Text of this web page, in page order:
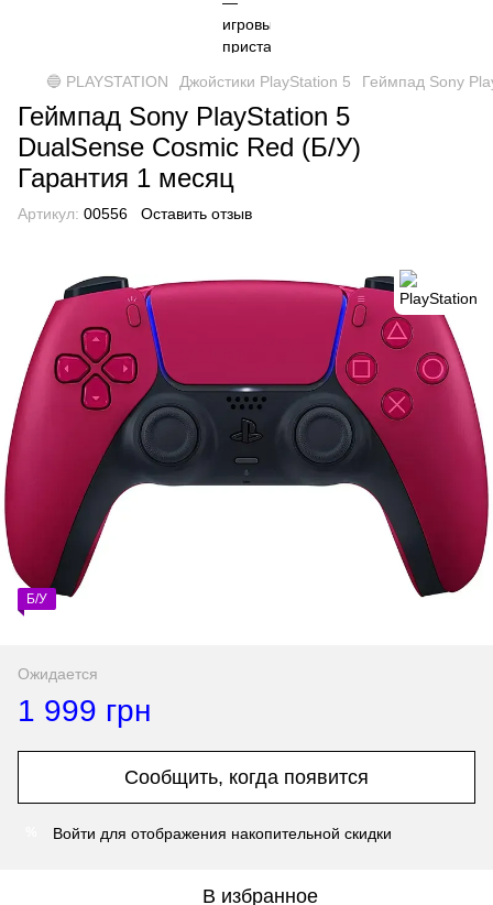
🔵 PLAYSTATION Джойстики PlayStation 5 Геймпад Sony
Геймпад Sony PlayStation 5
DualSense Cosmic Red (Б/У)
Гарантия 1 месяц
Артикул: 00556 Оставить отзыв
Б/У
Ожидается
1 999 грн
Сообщить, когда появится
Войти для отображения накопительной скидки
В избранное